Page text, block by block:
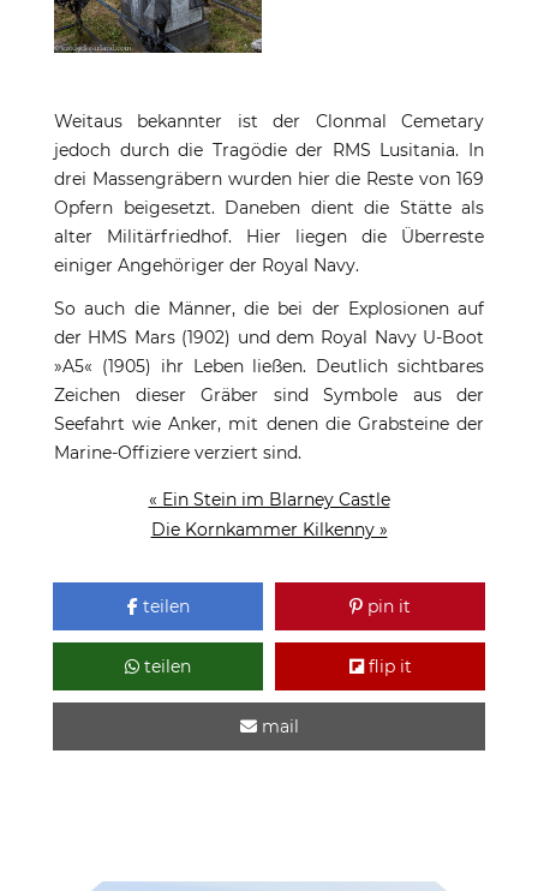
Weitaus bekannter ist der Clonmal Cemetary
jedoch durch die Tragödie der RMS Lusitania. In
drei Massengräbern wurden hier die Reste von 169
Opfern beigesetzt. Daneben dient die Stätte als
alter Militärfriedhof. Hier liegen die Überreste
einiger Angehöriger der Royal Navy.
So auch die Männer, die bei der Explosionen auf
der HMS Mars (1902) und dem Royal Navy U-Boot
»A5« (1905) ihr Leben ließen. Deutlich sichtbares
Zeichen dieser Gräber sind Symbole aus der
Seefahrt wie Anker, mit denen die Grabsteine der
Marine-Offiziere verziert sind.
« Ein Stein im Blarney Castle
Die Kornkammer Kilkenny »
teilen pin it
teilen flip it
mail